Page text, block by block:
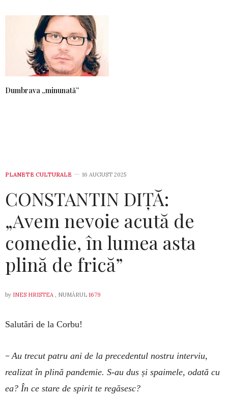
Dumbrava „minunată”
PLANETE CULTURALE 16 AUGUST 2025
CONSTANTIN DIȚĂ:
„Avem nevoie acută de
comedie, în lumea asta
plină de frică”
by INES HRISTEA , NUMĂRUL 1679
Salutări de la Corbu!
– Au trecut patru ani de la precedentul nostru interviu,
realizat în plină pandemie. S-au dus și spaimele, odată cu
ea? În ce stare de spirit te regăsesc?